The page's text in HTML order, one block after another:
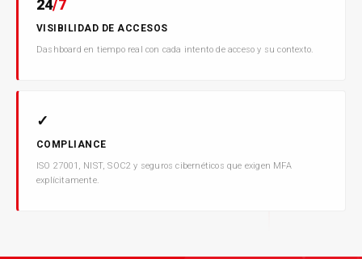
24/7
VISIBILIDAD DE ACCESOS
Dashboard en tiempo real con cada intento de acceso y su contexto.
✓
COMPLIANCE
ISO 27001, NIST, SOC2 y seguros cibernéticos que exigen MFA
explícitamente.